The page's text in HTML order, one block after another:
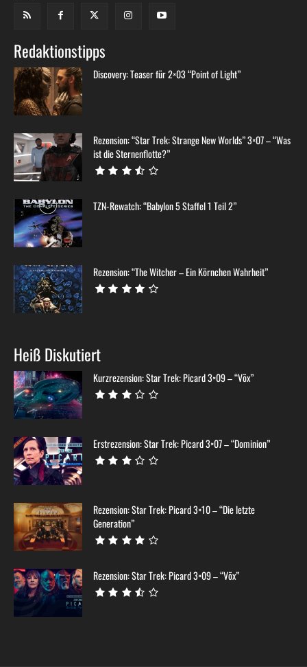
Redaktionstipps
Discovery: Teaser für 2×03 “Point of Light”
Rezension: “Star Trek: Strange New Worlds” 3×07 – “Was
ist die Sternenflotte?”
TZN-Rewatch: “Babylon 5 Staffel 1 Teil 2”
Rezension: “The Witcher – Ein Körnchen Wahrheit”
Heiß Diskutiert
Kurzrezension: Star Trek: Picard 3×09 – “Võx”
Erstrezension: Star Trek: Picard 3×07 – “Dominion”
Rezension: Star Trek: Picard 3×10 – “Die letzte
Generation”
Rezension: Star Trek: Picard 3×09 – “Võx”